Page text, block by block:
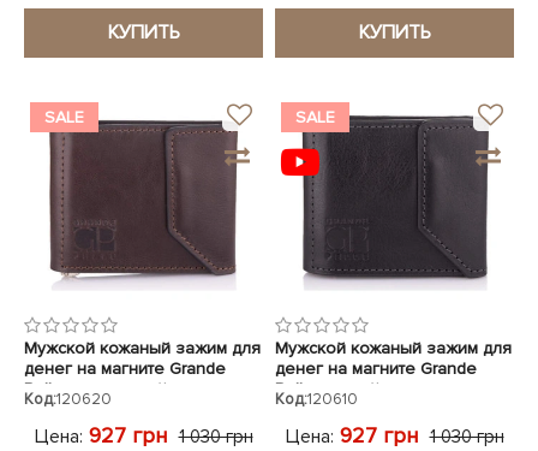
КУПИТЬ КУПИТЬ
SALE
Мужской кожаный зажим для
денег на магните Grande
Pelle коричневый
Код:120620
Цена: 927 грн 1 030 грн
SALE
Мужской кожаный зажим для
денег на магните Grande
Pelle черный
Код:120610
Цена: 927 грн 1 030 грн